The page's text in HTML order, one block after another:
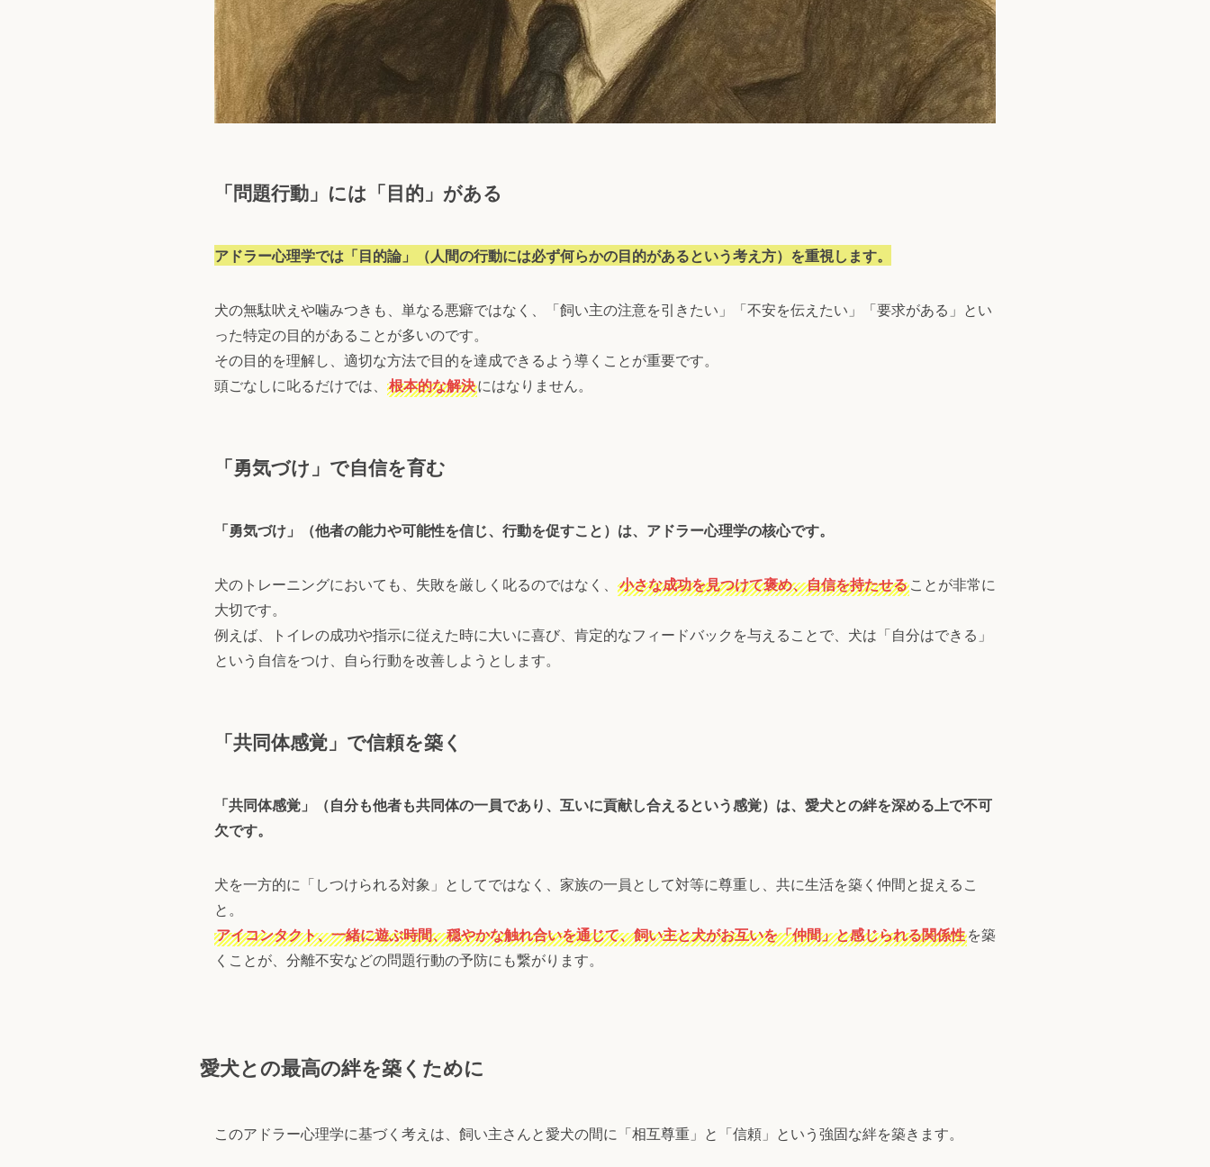
「問題行動」には「目的」がある
アドラー心理学では「目的論」（人間の行動には必ず何らかの目的があるという考え方）を重視します。
犬の無駄吠えや噛みつきも、単なる悪癖ではなく、「飼い主の注意を引きたい」「不安を伝えたい」「要求がある」とい
った特定の目的があることが多いのです。
その目的を理解し、適切な方法で目的を達成できるよう導くことが重要です。
頭ごなしに叱るだけでは、 根本的な解決にはなりません。
「勇気づけ」で自信を育む
「勇気づけ」（他者の能力や可能性を信じ、行動を促すこと）は、アドラー心理学の核心です。
犬のトレーニングにおいても、失敗を厳しく叱るのではなく、 小さな成功を見つけて褒め、自信を持たせることが非常に
大切です。
例えば、トイレの成功や指示に従えた時に大いに喜び、肯定的なフィードバックを与えることで、犬は「自分はできる」
という自信をつけ、自ら行動を改善しようとします。
「共同体感覚」で信頼を築く
「共同体感覚」（自分も他者も共同体の一員であり、互いに貢献し合えるという感覚）は、愛犬との絆を深める上で不可
欠です。
犬を一方的に「しつけられる対象」としてではなく、家族の一員として対等に尊重し、共に生活を築く仲間と捉えるこ
と。
アイコンタクト、一緒に遊ぶ時間、穏やかな触れ合いを通じて、飼い主と犬がお互いを「仲間」と感じられる関係性を築
くことが、分離不安などの問題行動の予防にも繋がります。
愛犬との最高の絆を築くために
このアドラー心理学に基づく考えは、飼い主さんと愛犬の間に「相互尊重」と「信頼」という強固な絆を築きます。